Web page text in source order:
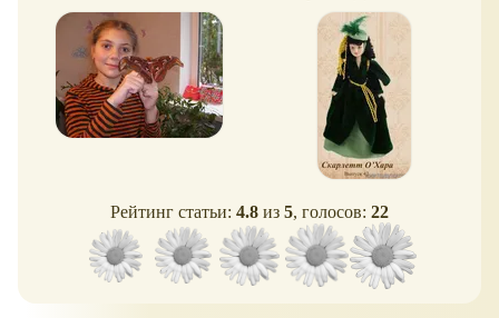
(выпуски 40-90)
Рейтинг статьи: 4.8 из 5, голосов: 22